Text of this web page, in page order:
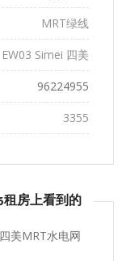
MRT绿线
EW03 Simei 四美
96224955
3355
房上看到的
美MRT水电网